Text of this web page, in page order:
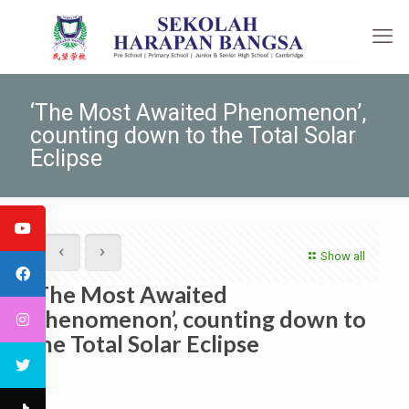
‘The Most Awaited Phenomenon’,
counting down to the Total Solar
Eclipse
Show all
‘The Most Awaited
Phenomenon’, counting down to
the Total Solar Eclipse